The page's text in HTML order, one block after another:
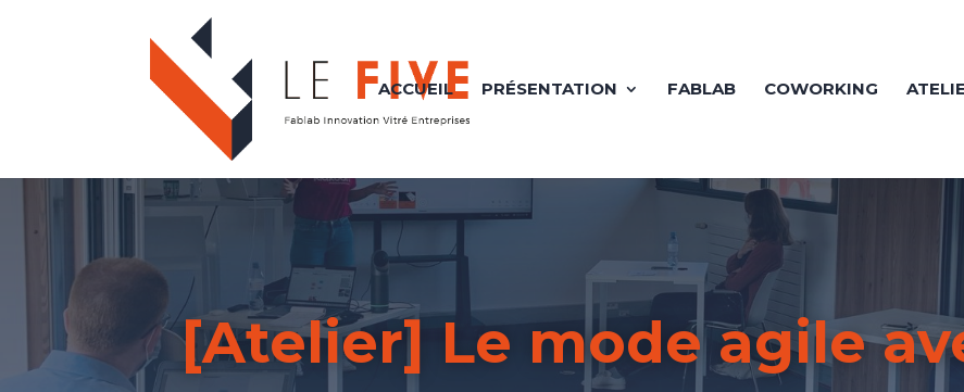
ACCUEIL PRÉSENTATION FABLAB COWORKING
[Atelier] Le mode agile